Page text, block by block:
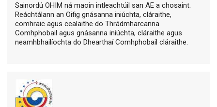
Sainordú OHIM ná maoin intleachtúil san AE a chosaint.
Reáchtálann an Oifig gnásanna iniúchta, cláraithe,
comhraic agus cealaithe do Thrádmharcanna
Comhphobail agus gnásanna iniúchta, cláraithe agus
neamhbhailíochta do Dhearthaí Comhphobail cláraithe.